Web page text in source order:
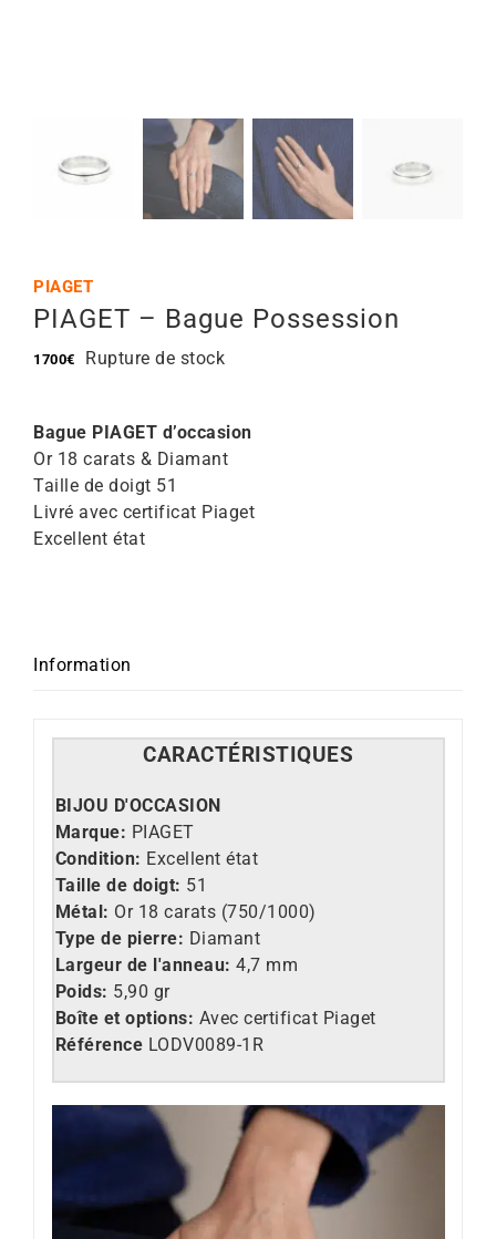
PIAGET
PIAGET – Bague Possession
1700€ Rupture de stock
Bague PIAGET d’occasion
Or 18 carats & Diamant
Taille de doigt 51
Livré avec certificat Piaget
Excellent état
Information
CARACTÉRISTIQUES
BIJOU D'OCCASION
Marque: PIAGET
Condition: Excellent état
Taille de doigt: 51
Métal: Or 18 carats (750/1000)
Type de pierre: Diamant
Largeur de l'anneau: 4,7 mm
Poids: 5,90 gr
Boîte et options: Avec certificat Piaget
Référence LODV0089-1R